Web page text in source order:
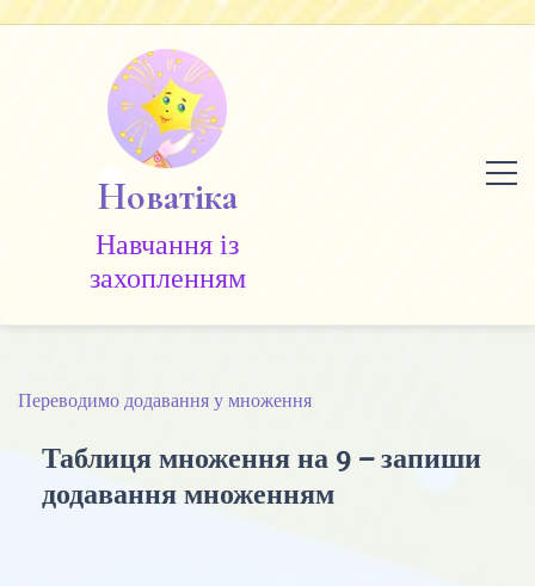
Новатіка
Навчання із
захопленням
Переводимо додавання у множення
Таблиця множення на 9 – запиши
додавання множенням